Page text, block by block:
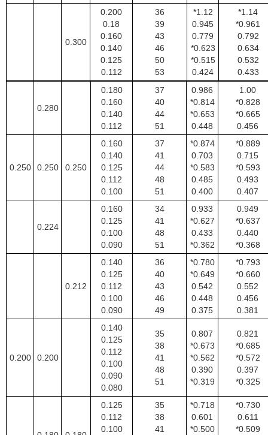
0.300
0.200
0.18
0.160
0.140
0.125
0.112
36
39
43
46
50
53
*1.12
0.945
0.779
*0.623
*0.515
0.424
*1.14
*0.961
0.792
0.634
0.532
0.433
0.280
0.180
0.160
0.140
0.112
37
40
44
51
0.986
*0.814
*0.653
0.448
1.00
*0.828
*0.665
0.456
0.250 0.250 0.250
0.160
0.140
0.125
0.112
0.100
37
41
44
48
51
*0.874
0.703
*0.583
0.485
0.400
*0.889
0.715
*0.593
0.493
0.407
0.224
0.160
0.125
0.100
0.090
34
41
48
51
0.933
*0.627
0.433
*0.362
0.949
*0.637
0.440
*0.368
0.212
0.140
0.125
0.112
0.100
0.090
36
40
43
46
49
*0.780
*0.649
0.542
0.448
0.375
*0.793
*0.660
0.552
0.456
0.381
0.200 0.200
0.140
0.125
0.112
0.100
0.090
0.080
35
38
41
48
51
0.807
*0.673
*0.562
0.390
*0.319
0.821
*0.685
*0.572
0.397
*0.325
0.125
0.112
0.100
35
38
41
*0.718
0.601
*0.500
*0.730
0.611
*0.509